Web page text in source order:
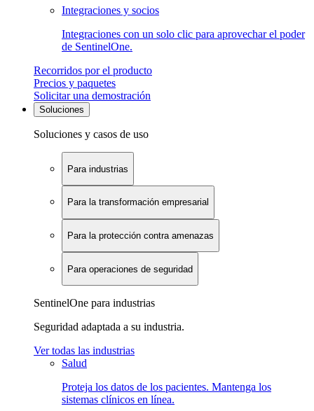
Integraciones y socios
Integraciones con un solo clic para aprovechar el poder
de SentinelOne.
Recorridos por el producto
Precios y paquetes
Solicitar una demostración
Soluciones
Soluciones y casos de uso
Para industrias
Para la transformación empresarial
Para la protección contra amenazas
Para operaciones de seguridad
SentinelOne para industrias
Seguridad adaptada a su industria.
Ver todas las industrias
Salud
Proteja los datos de los pacientes. Mantenga los
sistemas clínicos en línea.